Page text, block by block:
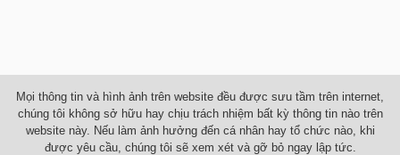
Mọi thông tin và hình ảnh trên website đều được sưu tầm trên internet,
chúng tôi không sở hữu hay chịu trách nhiệm bất kỳ thông tin nào trên
website này. Nếu làm ảnh hưởng đến cá nhân hay tổ chức nào, khi
được yêu cầu, chúng tôi sẽ xem xét và gỡ bỏ ngay lập tức.